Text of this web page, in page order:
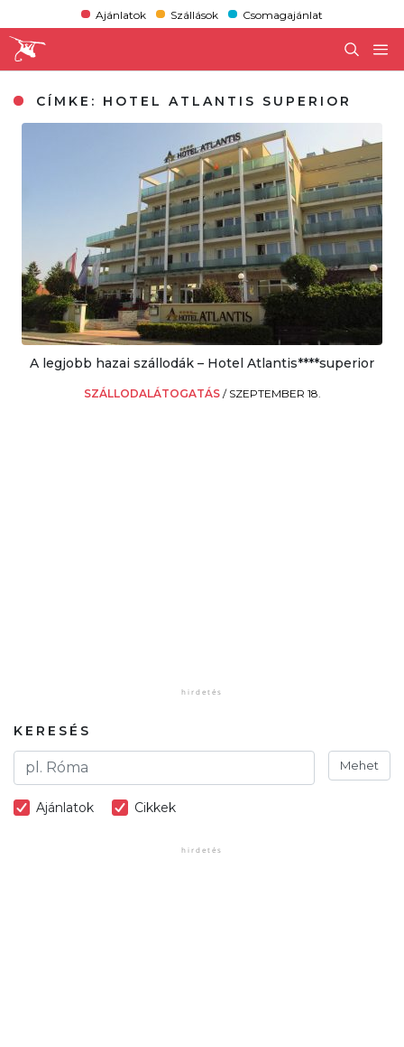
Ajánlatok Szállások Csomagajánlat
CÍMKE: HOTEL ATLANTIS SUPERIOR
A legjobb hazai szállodák – Hotel Atlantis****superior
SZÁLLODALÁTOGATÁS / SZEPTEMBER 18.
KERESÉS
Mehet
Ajánlatok Cikkek